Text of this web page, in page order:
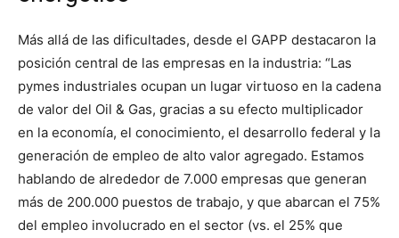
Más allá de las dificultades, desde el GAPP destacaron la
posición central de las empresas en la industria: “Las
pymes industriales ocupan un lugar virtuoso en la cadena
de valor del Oil & Gas, gracias a su efecto multiplicador
en la economía, el conocimiento, el desarrollo federal y la
generación de empleo de alto valor agregado. Estamos
hablando de alrededor de 7.000 empresas que generan
más de 200.000 puestos de trabajo, y que abarcan el 75%
del empleo involucrado en el sector (vs. el 25% que